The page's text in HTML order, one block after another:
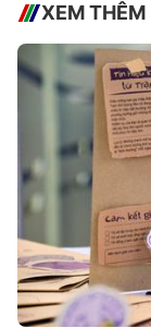
XEM THÊM